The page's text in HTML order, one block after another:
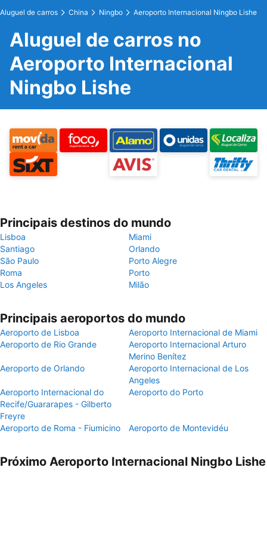
Aluguel de carros China Ningbo Aeroporto Internacional Ningbo Lishe
Aluguel de carros no
Aeroporto Internacional
Ningbo Lishe
Principais destinos do mundo
Lisboa
Miami
Santiago
Orlando
São Paulo
Porto Alegre
Roma
Porto
Los Angeles
Milão
Principais aeroportos do mundo
Aeroporto de Lisboa
Aeroporto Internacional de Miami
Aeroporto de Rio Grande
Aeroporto Internacional Arturo
Merino Benítez
Aeroporto de Orlando
Aeroporto Internacional de Los
Angeles
Aeroporto Internacional do
Recife/Guararapes - Gilberto
Freyre
Aeroporto do Porto
Aeroporto de Roma - Fiumicino Aeroporto de Montevidéu
Próximo Aeroporto Internacional Ningbo Lishe